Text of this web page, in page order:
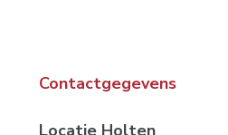
Contactgegevens
Locatie Holten